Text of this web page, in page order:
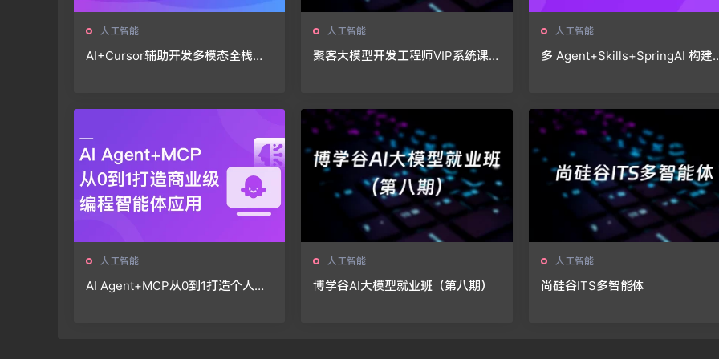
人工智能
AI+Cursor辅助开发多模态全栈项
人工智能
聚客大模型开发工程师VIP系统课
人工智能
多 Agent+Skills+SpringAI 构建
人工智能
AI Agent+MCP从0到1打造个人专
人工智能
博学谷AI大模型就业班（第八期）
人工智能
尚硅谷ITS多智能体